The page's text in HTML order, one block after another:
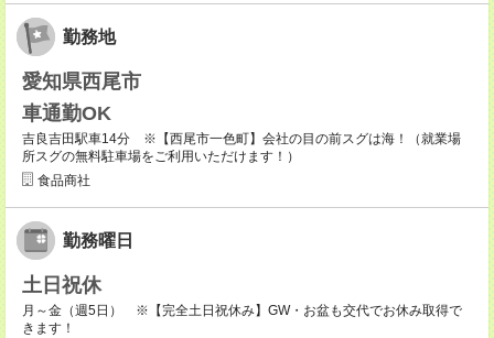
勤務地
愛知県西尾市
車通勤OK
吉良吉田駅車14分 ※【西尾市一色町】会社の目の前スグは海！（就業場
所スグの無料駐車場をご利用いただけます！）
食品商社
勤務曜日
土日祝休
月～金（週5日） ※【完全土日祝休み】GW・お盆も交代でお休み取得で
きます！